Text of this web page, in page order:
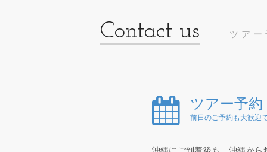
ツア
ツアー予約
前日のご予約も大歓迎